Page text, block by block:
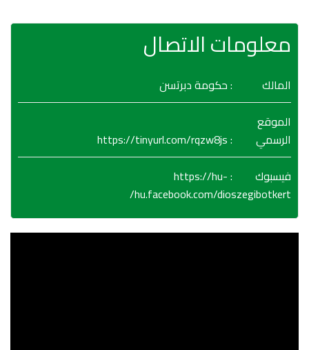
معلومات الاتصال
المالك
: حكومة دبرتسن
الموقع
الرسمي
:
https://tinyurl.com/rqzw8js
فيسبوك
:
https://hu-
hu.facebook.com/dioszegibotkert/